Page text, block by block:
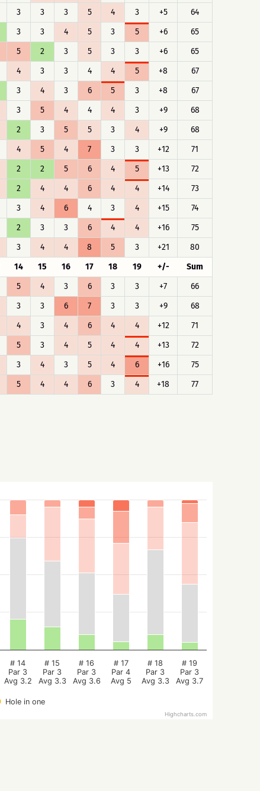
3 3 3 5 4 3 +5
64
3 3 4 5 3 5 +6
65
5 2 3 5 3 3 +6
65
4 3 3 4 4 5 +8
67
3 4 3 6 5 3 +8
67
3 5 4 4 4 3 +9
68
2 3 5 5 3 4 +9
68
4 5 4 7 3 3 +12
71
2 2 5 6 4 5 +13
72
2 4 4 6 4 4 +14
73
3 4 6 4 3 4 +15
74
2 3 3 6 4 4 +16
75
3 4 4 8 5 3 +21
80
14 15 16 17 18 19 +/-
Sum
5 4 3 6 3 3 +7
66
3 3 6 7 3 3 +9
68
4 3 4 6 4 4 +12
71
5 3 4 5 4 4 +13
72
3 4 3 5 4 6 +16
75
5 4 4 6 3 4 +18 77
Hole in one
# 14
Par 3
Avg 3.2
# 15
Par 3
Avg 3.3
# 16
Par 3
Avg 3.6
# 17
Par 4
Avg 5
# 18
Par 3
Avg 3.3
# 19
Par 3
Avg 3.7
Highcharts.com